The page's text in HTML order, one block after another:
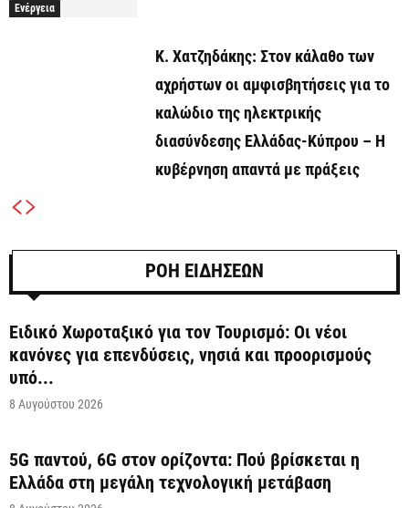
Ενέργεια
Κ. Χατζηδάκης: Στον κάλαθο των
αχρήστων οι αμφισβητήσεις για το
καλώδιο της ηλεκτρικής
διασύνδεσης Ελλάδας-Κύπρου – Η
κυβέρνηση απαντά με πράξεις
ΡΟΗ ΕΙΔΗΣΕΩΝ
Ειδικό Χωροταξικό για τον Τουρισμό: Οι νέοι
κανόνες για επενδύσεις, νησιά και προορισμούς
υπό...
8 Αυγούστου 2026
5G παντού, 6G στον ορίζοντα: Πού βρίσκεται η
Ελλάδα στη μεγάλη τεχνολογική μετάβαση